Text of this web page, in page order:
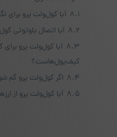
8.1 آیا کول‌ولت پرو برای
8.2 آیا اتصال بلوتوثی
8.3 آیا کول‌ولت پرو برای
کیف‌پول‌هاست؟
8.4 اگر کول‌ولت پرو گم
8.5 آیا کول‌ولت پرو از